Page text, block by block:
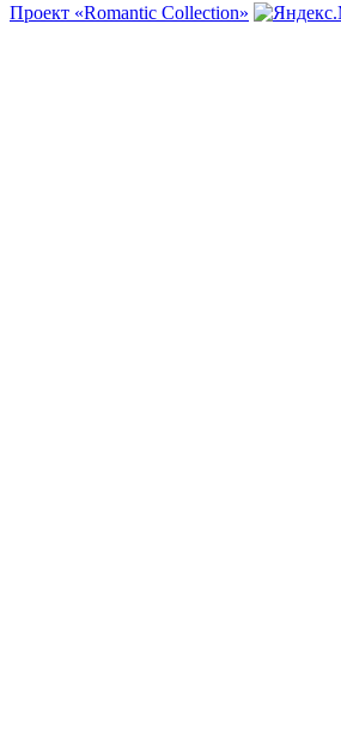
Проект «Romantic Collection»